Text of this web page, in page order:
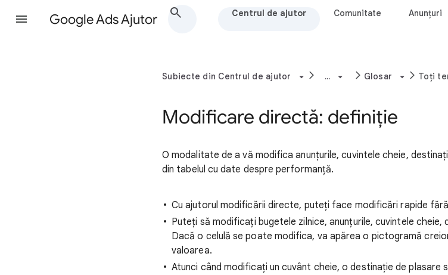
Google Ads Ajutor Centrul de ajutor Comunitate Anunțuri
Subiecte din Centrul de ajutor ... Glosar Toți
Modificare directă: definiție
O modalitate de a vă modifica anunțurile, cuvintele cheie,
din tabelul cu date despre performanță.
Cu ajutorul modificării directe, puteți face modificări rapide
Puteți să modificați bugetele zilnice, anunțurile, cuvintele
Dacă o celulă se poate modifica, va apărea o pictogramă
valoarea.
Atunci când modificați un cuvânt cheie, o destinație de plasare